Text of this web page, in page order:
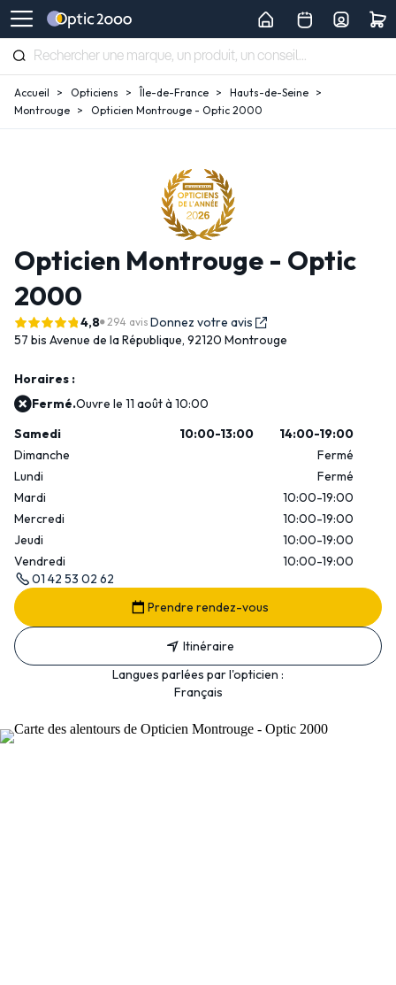
Accueil Opticiens Île-de-France
Hauts-de-Seine
Montrouge
Opticien Montrouge - Optic 2000
Opticien Montrouge - Optic
2000
4,8 294 avis Donnez votre avis
57 bis Avenue de la République, 92120 Montrouge
Horaires :
Fermé.Ouvre le 11 août à 10:00
Samedi
10:00-13:00
14:00-19:00
Dimanche
Fermé
Lundi
Fermé
Mardi
10:00-19:00
Mercredi
10:00-19:00
Jeudi
10:00-19:00
Vendredi
10:00-19:00
01 42 53 02 62
Prendre rendez-vous
Itinéraire
Langues parlées par l'opticien :
Français